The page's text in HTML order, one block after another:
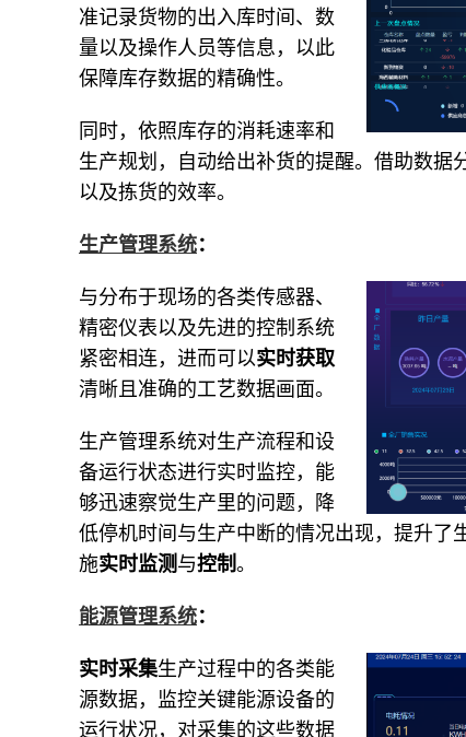
准记录货物的出入库时间、数
量以及操作人员等信息，以此
保障库存数据的精确性。
同时，依照库存的消耗速率和
生产规划，自动给出补货的提醒。借助数
以及拣货的效率。
生产管理系统：
与分布于现场的各类传感器、
精密仪表以及先进的控制系统
紧密相连，进而可以实时获取
清晰且准确的工艺数据画面。
生产管理系统对生产流程和设
备运行状态进行实时监控，能
够迅速察觉生产里的问题，降
低停机时间与生产中断的情况出现，提升了
施实时监测与控制。
能源管理系统：
实时采集生产过程中的各类能
源数据，监控关键能源设备的
运行状况，对采集的这些数据